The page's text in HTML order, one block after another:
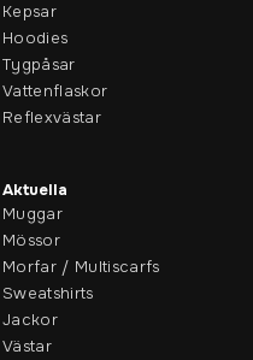
Kepsar
Hoodies
Tygpåsar
Vattenflaskor
Reflexvästar
Aktuella
Muggar
Mössor
Morfar / Multiscarfs
Sweatshirts
Jackor
Västar